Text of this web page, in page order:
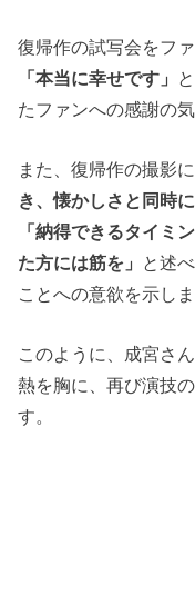
復帰作の試写会をフ
「本当に幸せです」
たファンへの感謝の
また、復帰作の撮影
き、懐かしさと同時
「納得できるタイミ
た方には筋を」 と述
ことへの意欲を示しま
このように、成宮さ
熱を胸に、再び演技
す。
スポンサ